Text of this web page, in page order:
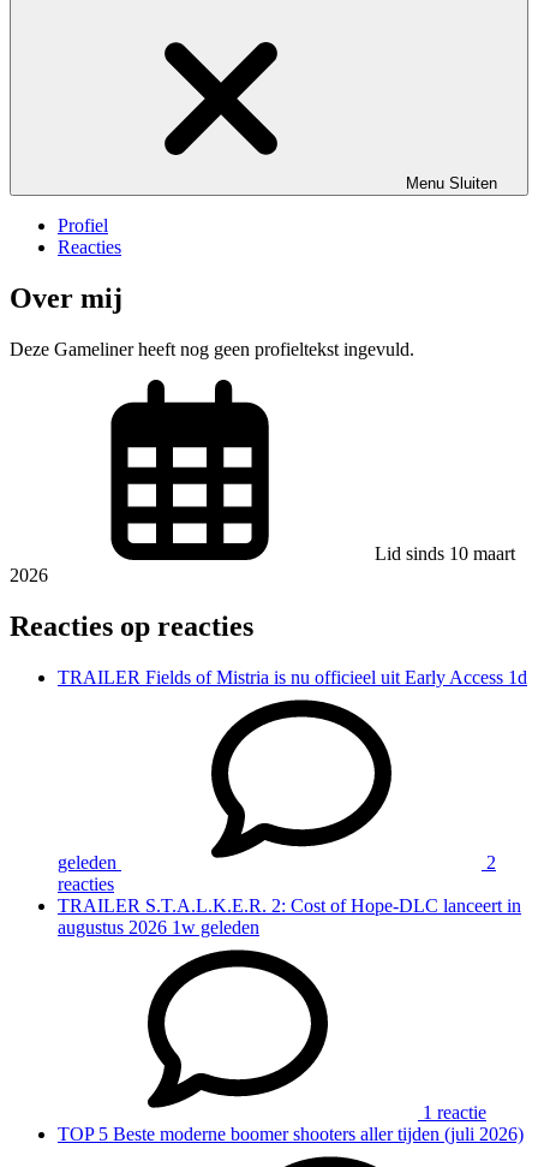
Menu Sluiten
Profiel
Reacties
Over mij
Deze Gameliner heeft nog geen profieltekst ingevuld.
Lid sinds 10 maart
2026
Reacties op reacties
TRAILER Fields of Mistria is nu officieel uit Early Access 1d
geleden
2
reacties
TRAILER S.T.A.L.K.E.R. 2: Cost of Hope-DLC lanceert in
augustus 2026 1w geleden
1 reactie
TOP 5 Beste moderne boomer shooters aller tijden (juli 2026)